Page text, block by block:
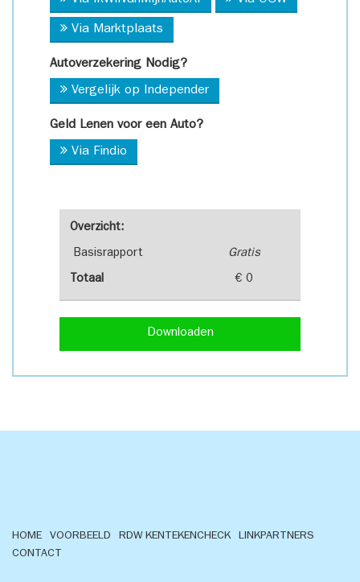
Overzicht:
Basisrapport Gratis
Totaal € 0
Downloaden
Via Marktplaats
Autoverzekering Nodig?
Vergelijk op Independer
Geld Lenen voor een Auto?
Via Findio
HOME VOORBEELD RDW KENTEKENCHECK
LINKPARTNERS
CONTACT